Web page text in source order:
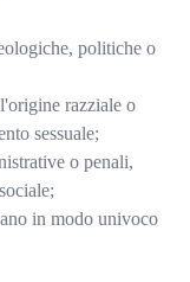
politiche o
razziale o
sessuale;
o penali,
in modo univoco